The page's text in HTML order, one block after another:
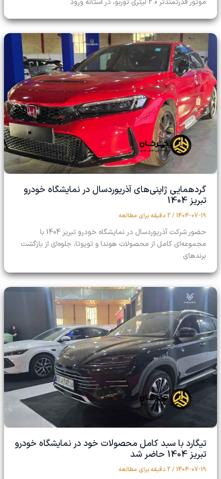
گردهمایی ژاپنی‌های آذریوردسال در نمایشگاه خودرو
تبریز 1404
1404-07-19
/ 2 دقیقه برای مطالعه
حضور شرکت آذریوردسال در نمایشگاه خودرو تبریز 1404 با
مجموعه‌ای کامل از محصولات هوندا و تویوتا، جلوه‌ای از بازگشت
برندهای
تیگارد با سبد کامل محصولات خود در نمایشگاه خودرو
تبریز 1404 حاضر شد
1404-07-19
/ 2 دقیقه برای مطالعه